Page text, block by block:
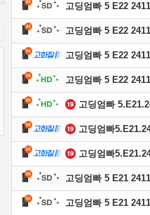
고딩엄빠 5 E22
고딩엄빠 5 E22
고딩엄빠 5 E22
고딩엄빠 5 E22
고딩엄빠
고딩엄빠
고딩엄빠
고딩엄빠 5 E21
고딩엄빠 5 E21